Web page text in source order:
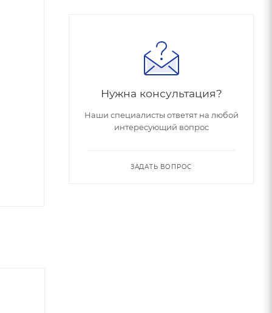
Нужна консультация?
Наши специалисты ответят на любой
интересующий вопрос
ЗАДАТЬ ВОПРОС